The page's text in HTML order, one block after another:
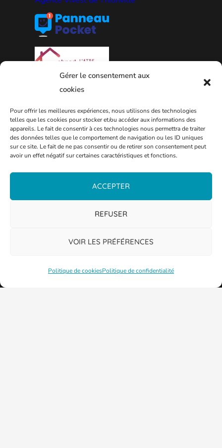
Gérer le consentement aux
cookies
Pour offrir les meilleures expériences, nous utilisons des technologies
telles que les cookies pour stocker et/ou accéder aux informations des
appareils. Le fait de consentir à ces technologies nous permettra de traiter
des données telles que le comportement de navigation ou les ID uniques
sur ce site. Le fait de ne pas consentir ou de retirer son consentement peut
avoir un effet négatif sur certaines caractéristiques et fonctions.
ACCEPTER
REFUSER
VOIR LES PRÉFÉRENCES
Politique de cookiesPolitique de confidentialité
PLAN DE LA VILLE